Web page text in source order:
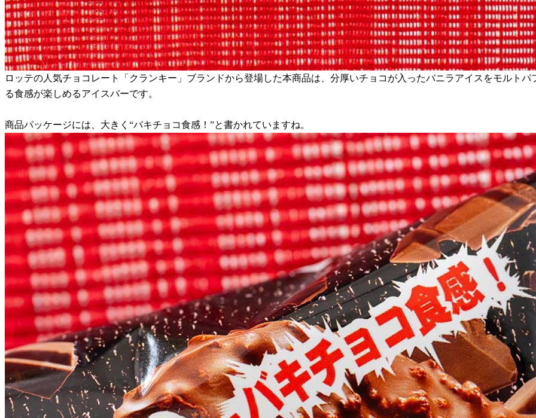
ロッテの人気チョコレート「クランキー」ブランドから登場した本商品は、分厚いチョコが入ったバニラアイスをモルト
る食感が楽しめるアイスバーです。
商品パッケージには、大きく“バキチョコ食感！”と書かれていますね。